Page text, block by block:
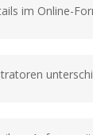
im Online-